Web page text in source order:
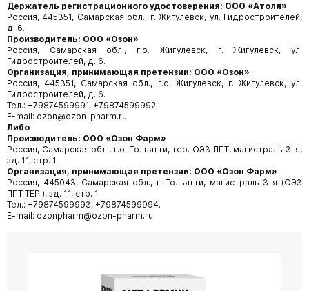
Держатель регистрационного удостоверения: ООО «Атолл»
Россия, 445351, Самарская обл., г. Жигулевск, ул. Гидростроителей,
д. 6.
Производитель: ООО «Озон»
Россия, Самарская обл., г.о. Жигулевск, г. Жигулевск, ул.
Гидростроителей, д. 6.
Организация, принимающая претензии: ООО «Озон»
Россия, 445351, Самарская обл., г.о. Жигулевск, г. Жигулевск, ул.
Гидростроителей, д. 6.
Тел.: +79874599991, +79874599992
Е-mail: ozon@ozon-pharm.ru
Либо
Производитель: ООО «Озон Фарм»
Россия, Самарская обл., г.о. Тольятти, тер. ОЭЗ ППТ, магистраль 3-я,
зд. 11, стр. 1.
Организация, принимающая претензии: ООО «Озон Фарм»
Россия, 445043, Самарская обл., г. Тольятти, магистраль 3-я (ОЭЗ
ППТ ТЕР.), зд. 11, стр. 1.
Тел.: +79874599993, +79874599994.
E-mail: ozonpharm@ozon-pharm.ru